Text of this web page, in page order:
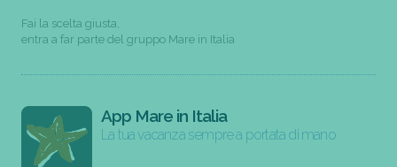
Fai la scelta giusta,
entra a far parte del gruppo Mare in Italia
App Mare in Italia
La tua vacanza sempre a portata di mano